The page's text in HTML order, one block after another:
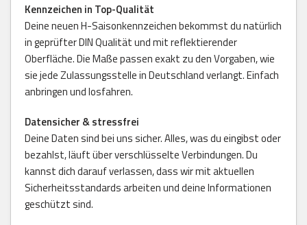
Kennzeichen in Top-Qualität
Deine neuen H-Saisonkennzeichen bekommst du natürlich
in geprüfter DIN Qualität und mit reflektierender
Oberfläche. Die Maße passen exakt zu den Vorgaben, wie
sie jede Zulassungsstelle in Deutschland verlangt. Einfach
anbringen und losfahren.
Datensicher & stressfrei
Deine Daten sind bei uns sicher. Alles, was du eingibst oder
bezahlst, läuft über verschlüsselte Verbindungen. Du
kannst dich darauf verlassen, dass wir mit aktuellen
Sicherheitsstandards arbeiten und deine Informationen
geschützt sind.